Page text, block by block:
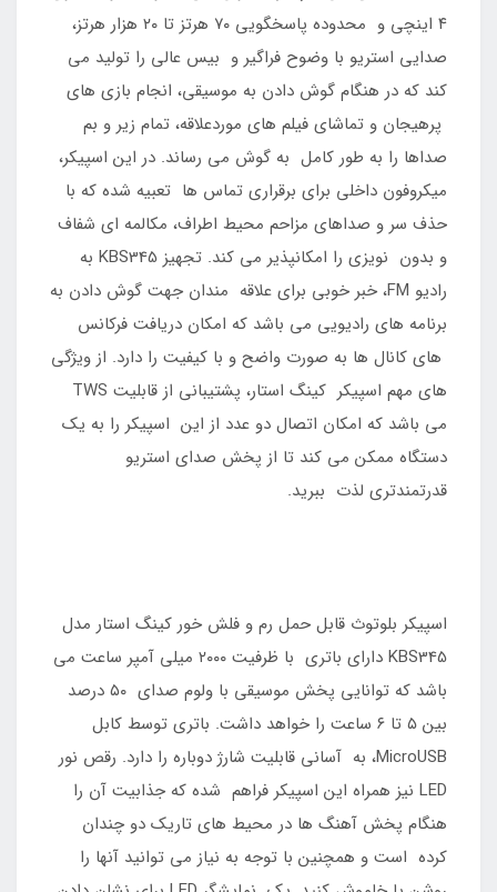
۴ اینچی و محدوده پاسخگویی ۷۰ هرتز تا ۲۰ هزار هرتز،
صدایی استریو با وضوح فراگیر و بیس عالی را تولید می
کند که در هنگام گوش دادن به موسیقی، انجام بازی های
پرهیجان و تماشای فیلم های موردعلاقه، تمام زیر و بم
صداها را به طور کامل به گوش می رساند. در این اسپیکر،
میکروفون داخلی برای برقراری تماس ها تعبیه شده که با
حذف سر و صداهای مزاحم محیط اطراف، مکالمه ای شفاف
و بدون نویزی را امکانپذیر می کند. تجهیز KBS345 به
رادیو FM، خبر خوبی برای علاقه مندان جهت گوش دادن به
برنامه های رادیویی می باشد که امکان دریافت فرکانس
های کانال ها به صورت واضح و با کیفیت را دارد. از ویژگی
های مهم اسپیکر کینگ استار، پشتیبانی از قابلیت TWS
می باشد که امکان اتصال دو عدد از این اسپیکر را به یک
دستگاه ممکن می کند تا از پخش صدای استریو
قدرتمندتری لذت ببرید.
اسپیکر بلوتوث قابل حمل رم و فلش خور کینگ استار مدل
KBS345 دارای باتری با ظرفیت ۲۰۰۰ میلی آمپر ساعت می
باشد که توانایی پخش موسیقی با ولوم صدای ۵۰ درصد
بین ۵ تا ۶ ساعت را خواهد داشت. باتری توسط کابل
MicroUSB، به آسانی قابلیت شارژ دوباره را دارد. رقص نور
LED نیز همراه این اسپیکر فراهم شده که جذابیت آن را
هنگام پخش آهنگ ها در محیط های تاریک دو چندان
کرده است و همچنین با توجه به نیاز می توانید آنها را